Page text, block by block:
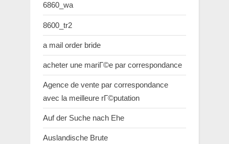
6860_wa
8600_tr2
a mail order bride
acheter une mariГ©e par correspondance
Agence de vente par correspondance
avec la meilleure rГ©putation
Auf der Suche nach Ehe
Auslandische Brute